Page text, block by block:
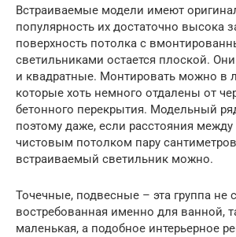
Встраиваемые модели имеют
популярность их достаточно высока
поверхность потолка с
светильниками остается плоской.
и квадратные. Монтировать можно в
которые хоть немного отдалены от
бетонного перекрытия. Модельный
поэтому даже, если расстояния
чистовым потолком пару
встраиваемый светильник можно.
Точечные, подвесные – эта группа не
востребованная именно для ванной,
маленькая, а подобное интерьерное